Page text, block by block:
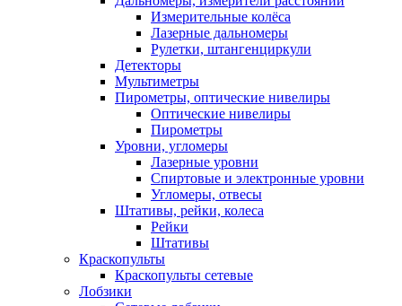
Измерительные колёса
Лазерные дальномеры
Рулетки, штангенциркули
Детекторы
Мультиметры
Пирометры, оптические нивелиры
Оптические нивелиры
Пирометры
Уровни, угломеры
Лазерные уровни
Спиртовые и электронные уровни
Угломеры, отвесы
Штативы, рейки, колеса
Рейки
Штативы
Краскопульты
Краскопульты сетевые
Лобзики